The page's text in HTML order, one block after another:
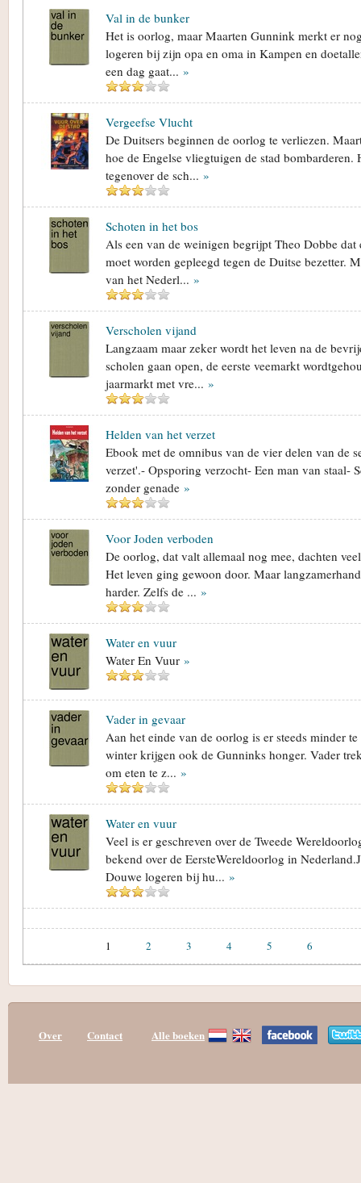
Val in de bunker
Het is oorlog, maar Maarten Gunnink merkt er
logeren bij zijn opa en oma in Kampen en
een dag gaat... »
Vergeefse Vlucht
De Duitsers beginnen de oorlog te verliezen.
hoe de Engelse vliegtuigen de stad bombarderen.
tegenover de sch... »
Schoten in het bos
Als een van de weinigen begrijpt Theo Dobbe dat
moet worden gepleegd tegen de Duitse bezetter.
van het Nederl... »
Verscholen vijand
Langzaam maar zeker wordt het leven na de
scholen gaan open, de eerste veemarkt
jaarmarkt met vre... »
Helden van het verzet
Ebook met de omnibus van de vier delen van de
verzet'.- Opsporing verzocht- Een man van staal-
zonder genade »
Voor Joden verboden
De oorlog, dat valt allemaal nog mee, dachten
Het leven ging gewoon door. Maar
harder. Zelfs de ... »
Water en vuur
Water En Vuur »
Vader in gevaar
Aan het einde van de oorlog is er steeds minder
winter krijgen ook de Gunninks honger. Vader
om eten te z... »
Water en vuur
Veel is er geschreven over de Tweede
bekend over de EersteWereldoorlog in
Douwe logeren bij hu... »
1 2 3 4 5 6
Over Contact Alle boeken